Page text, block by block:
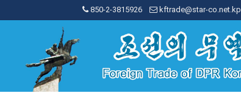
850-2-3815926 kftrade@star-co.net.kp